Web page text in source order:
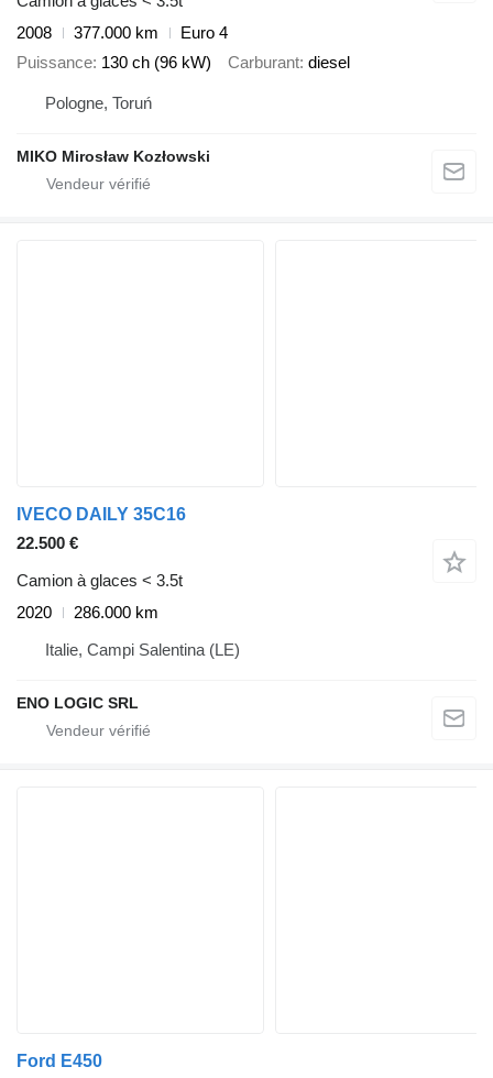
2008
377.000 km
Euro 4
Puissance 130 ch (96 kW) Carburant diesel
Pologne, Toruń
MIKO Mirosław Kozłowski
IVECO DAILY 35C16
22.500 €
Camion à glaces < 3.5t
2020
286.000 km
Italie, Campi Salentina (LE)
ENO LOGIC SRL
Ford E450